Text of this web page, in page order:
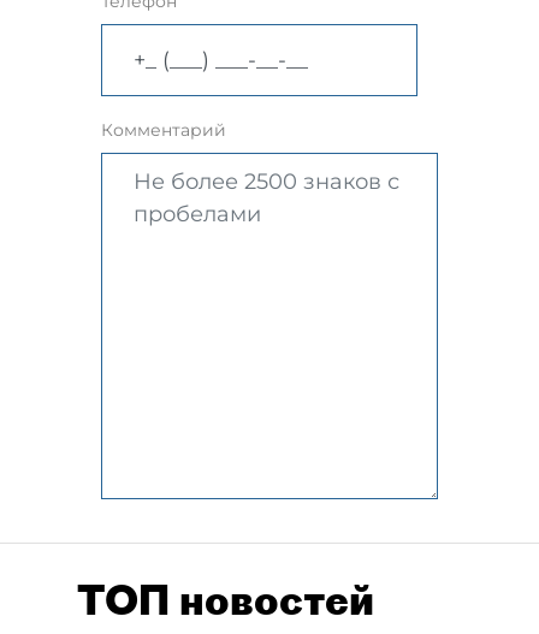
Комментарий
ТОП новостей